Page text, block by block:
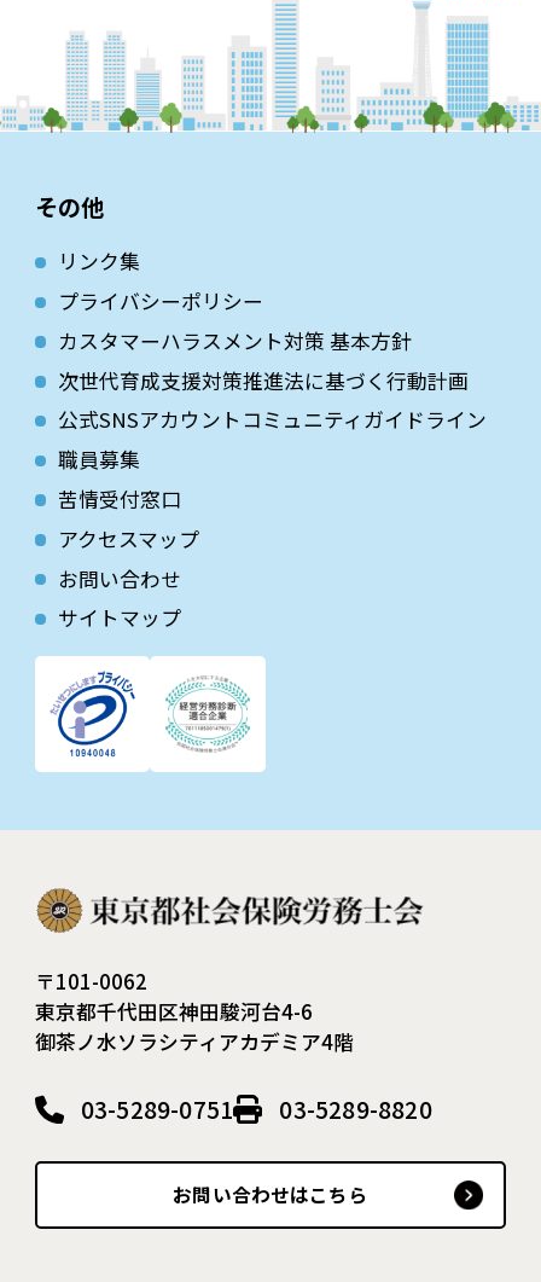
その他
リンク集
プライバシーポリシー
カスタマーハラスメント対策 基本方針
次世代育成⽀援対策推進法に基づく⾏動計画
公式SNSアカウントコミュニティガイドライン
職員募集
苦情受付窓口
アクセスマップ
お問い合わせ
サイトマップ
〒101-0062
東京都千代田区神田駿河台4-6
御茶ノ水ソラシティアカデミア4階
03-5289-0751 03-5289-8820
お問い合わせはこちら